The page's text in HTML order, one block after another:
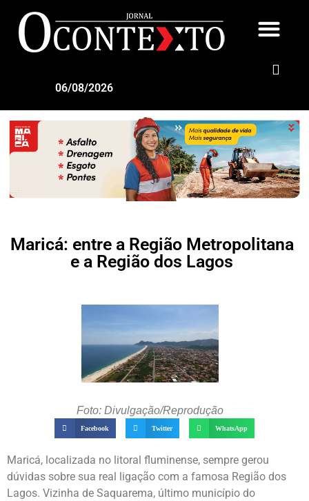
06/08/2026
Maricá: entre a Região Metropolitana
e a Região dos Lagos
Foto: Divulgação/Reprodução
Facebook Twitter WhatsApp
Maricá, localizada no litoral fluminense, sempre gerou
dúvidas sobre sua real ligação com a famosa Região dos
Lagos. Vizinha de Saquarema, último município do